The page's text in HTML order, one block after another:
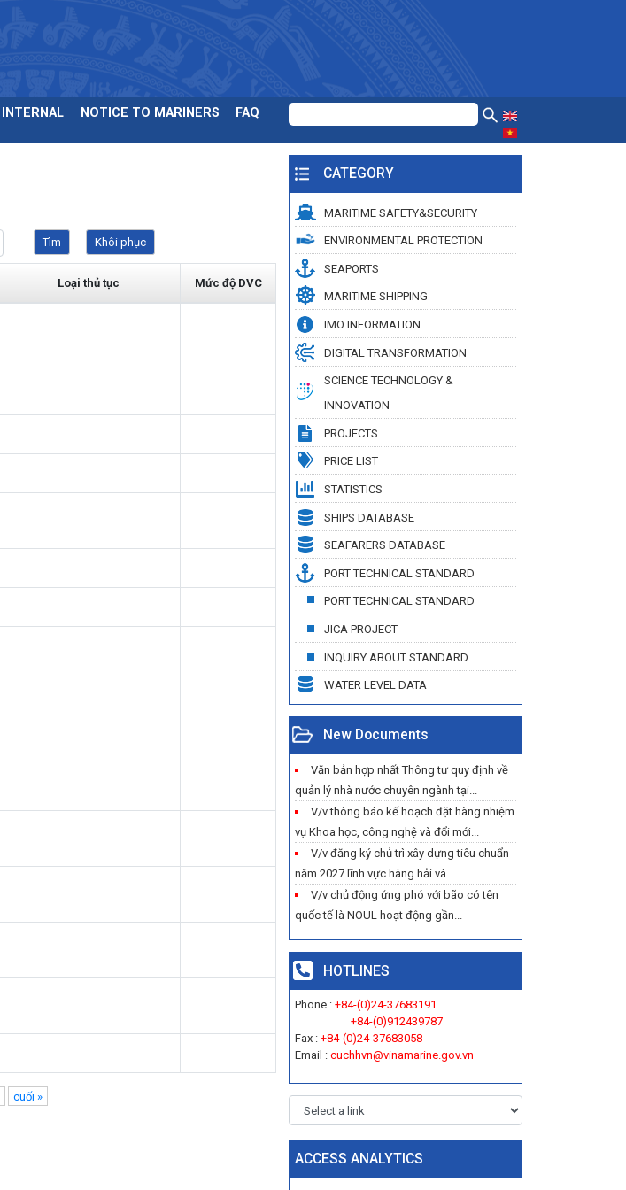
INTERNAL NOTICE TO MARINERS FAQ
Loại thủ tục Mức độ DVC
cuối »
CATEGORY
MARITIME SAFETY&SECURITY
ENVIRONMENTAL PROTECTION
SEAPORTS
MARITIME SHIPPING
IMO INFORMATION
DIGITAL TRANSFORMATION
SCIENCE TECHNOLOGY &
INNOVATION
PROJECTS
PRICE LIST
STATISTICS
SHIPS DATABASE
SEAFARERS DATABASE
PORT TECHNICAL STANDARD
PORT TECHNICAL STANDARD
JICA PROJECT
INQUIRY ABOUT STANDARD
WATER LEVEL DATA
New Documents
Văn bản hợp nhất Thông tư quy định về
quản lý nhà nước chuyên ngành tại...
V/v thông báo kế hoạch đặt hàng nhiệm
vụ Khoa học, công nghệ và đổi mới...
V/v đăng ký chủ trì xây dựng tiêu chuẩn
năm 2027 lĩnh vực hàng hải và...
V/v chủ động ứng phó với bão có tên
quốc tế là NOUL hoạt động gần...
HOTLINES
Phone : +84-(0)24-37683191
+84-(0)912439787
Fax : +84-(0)24-37683058
Email : cuchhvn@vinamarine.gov.vn
ACCESS ANALYTICS